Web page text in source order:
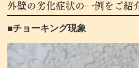
外壁の劣化症状の一例をご紹
■チョーキング現象